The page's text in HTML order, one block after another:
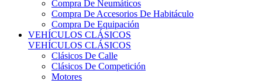
Compra De Equipación
VEHÍCULOS CLÁSICOS
VEHÍCULOS CLÁSICOS
Clásicos De Calle
Clásicos De Competición
Motores
Cajas De Cambio